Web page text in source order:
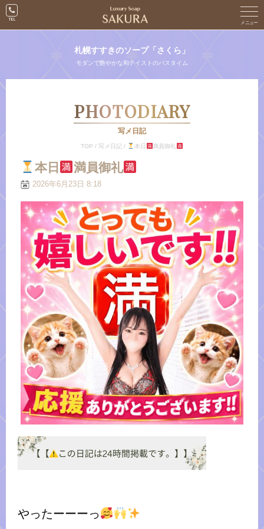
札幌すすきのソープ「さくら」
モダンで艶やかな和テイストのバスタイム
PHOTODIARY
写メ日記
TOP /写メ日記 / 本日 満員御礼
本日 満員御礼
2026年6月23日 8:18
やったーーーっ